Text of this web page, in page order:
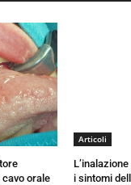
orale
Articoli
i sintomi